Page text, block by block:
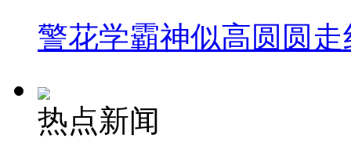
警花学霸神似高圆圆走
热点新闻